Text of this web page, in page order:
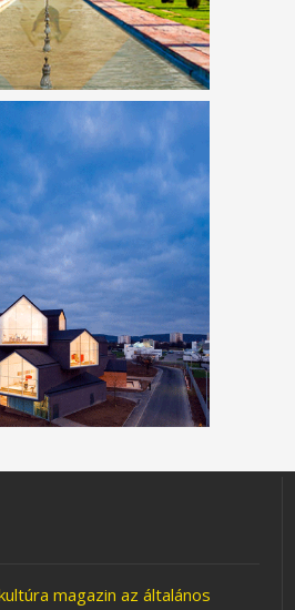
magazin az általános